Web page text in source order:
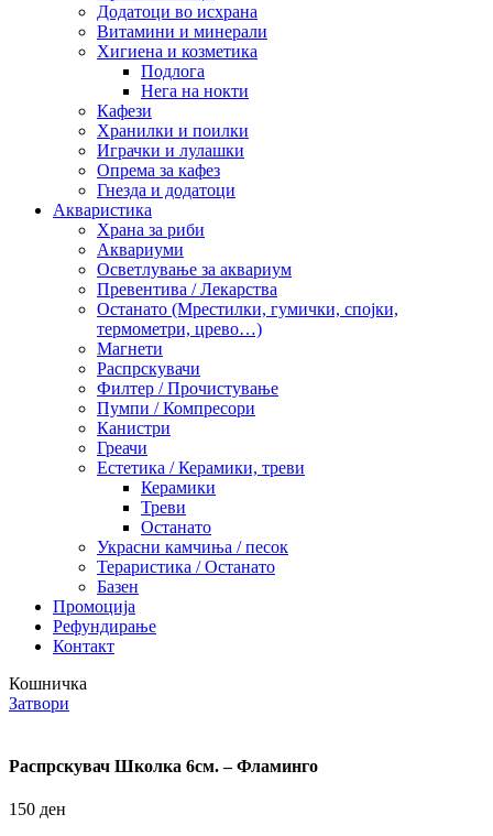
Додатоци во исхрана
Витамини и минерали
Хигиена и козметика
Подлога
Нега на нокти
Кафези
Хранилки и поилки
Играчки и лулашки
Опрема за кафез
Гнезда и додатоци
Акваристика
Храна за риби
Аквариуми
Осветлување за аквариум
Превентива / Лекарства
Останато (Мрестилки, гумички, спојки,
термометри, црево…)
Магнети
Распрскувачи
Филтер / Прочистување
Пумпи / Компресори
Канистри
Греачи
Естетика / Керамики, треви
Керамики
Треви
Останато
Украсни камчиња / песок
Тераристика / Останато
Базен
Промоција
Рефундирање
Контакт
Кошничка
Затвори
Распрскувач Школка 6см. – Фламинго
150 ден